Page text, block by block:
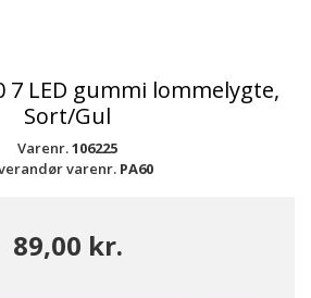
7 LED gummi lommelygte,
Sort/Gul
Varenr.106225
varenr. PA60
89,00 kr.